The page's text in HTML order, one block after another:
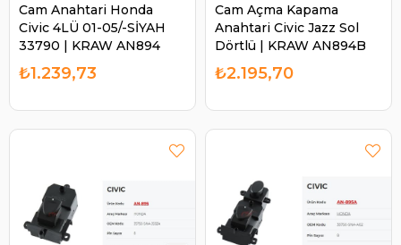
Cam Anahtari Honda
Civic 4LÜ 01-05/-SİYAH
33790 | KRAW AN894
₺1.239,73
Cam Açma Kapama
Anahtari Civic Jazz Sol
Dörtlü | KRAW AN894B
₺2.195,70